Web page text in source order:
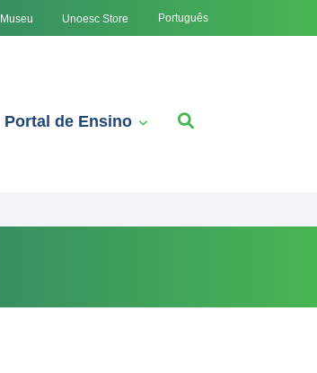
Museu Unoesc Store Português
Portal de Ensino